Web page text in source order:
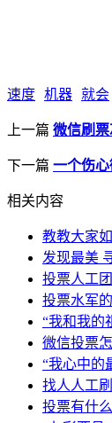
速度 机器 就会
上一篇 微信刷
下一篇 一个伤
相关内容
教教大家
发现最美
投票人工
投票水军
“我和我的
微信投票
“我心中
找人人工
投票有什